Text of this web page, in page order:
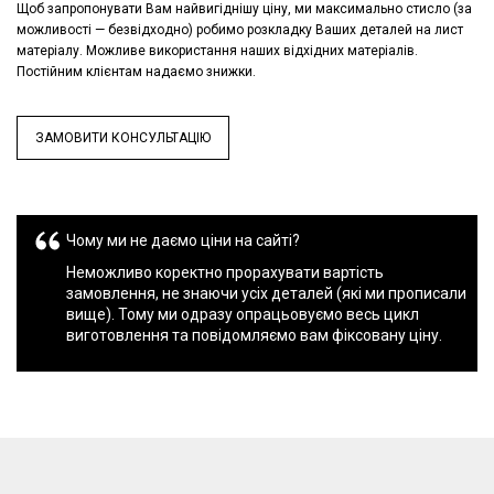
ЗАМОВИТИ КОНСУЛЬТАЦІЮ
Щоб запропонувати Вам найвигіднішу ціну, ми максимально стисло (за
можливості — безвідходно) робимо розкладку Ваших деталей на лист
матеріалу. Можливе використання наших відхідних матеріалів.
Постійним клієнтам надаємо знижки.
Чому ми не даємо ціни на сайті?
Неможливо коректно прорахувати вартість
замовлення, не знаючи усіх деталей (які ми прописали
вище). Тому ми одразу опрацьовуємо весь цикл
виготовлення та повідомляємо вам фіксовану ціну.